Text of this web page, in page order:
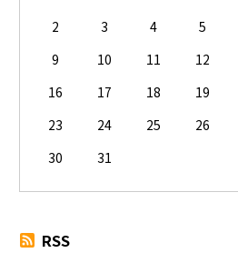
2
3 4 5
9
10 11 12
16
17 18 19
23
24 25 26
30
31
RSS